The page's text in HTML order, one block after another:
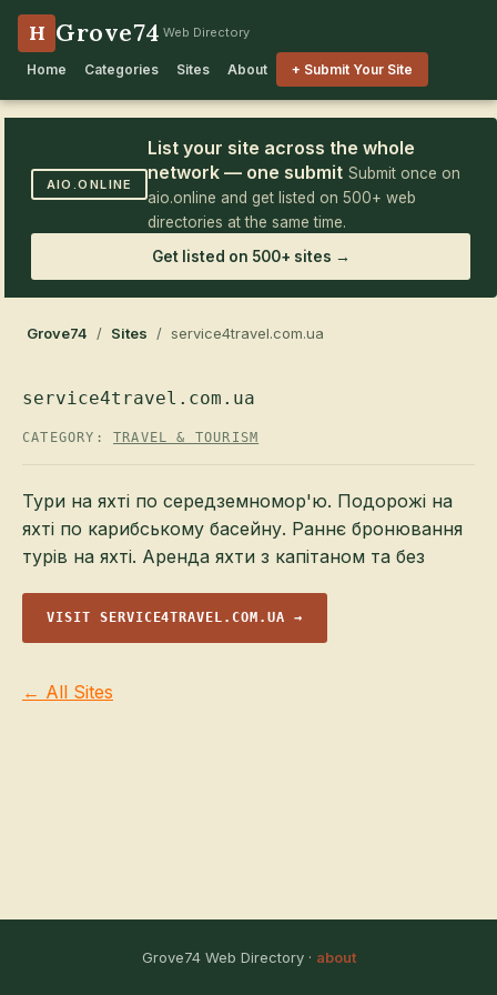
H Grove74 Web Directory
Home Categories Sites About + Submit Your Site
AIO.ONLINE
List your site across the whole
network — one submit Submit once on
aio.online and get listed on 500+ web
directories at the same time.
Get listed on 500+ sites →
Grove74 / Sites / service4travel.com.ua
service4travel.com.ua
CATEGORY: TRAVEL & TOURISM
Тури на яхті по середземномор'ю. Подорожі на
яхті по карибському басейну. Раннє бронювання
турів на яхті. Аренда яхти з капітаном та без
VISIT SERVICE4TRAVEL.COM.UA →
← All Sites
Grove74 Web Directory · about